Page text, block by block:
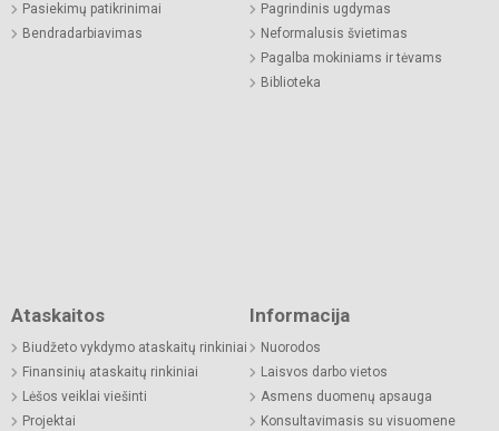
Pasiekimų patikrinimai
Bendradarbiavimas
Pagrindinis ugdymas
Neformalusis švietimas
Pagalba mokiniams ir tėvams
Biblioteka
Ataskaitos
Biudžeto vykdymo ataskaitų rinkiniai
Finansinių ataskaitų rinkiniai
Lėšos veiklai viešinti
Projektai
Informacija
Nuorodos
Laisvos darbo vietos
Asmens duomenų apsauga
Konsultavimasis su visuomene